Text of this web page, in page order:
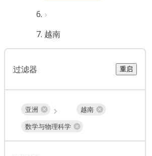
越南
过滤器 重启
亚洲
越南
数学与物理科学